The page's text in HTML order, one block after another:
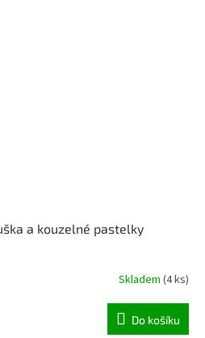
a kouzelné pastelky
Skladem (4 ks)
Do košíku